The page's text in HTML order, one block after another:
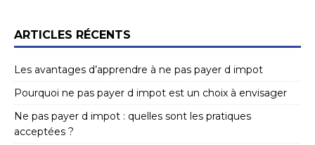
ARTICLES RÉCENTS
Les avantages d’apprendre à ne pas payer d impot
Pourquoi ne pas payer d impot est un choix à envisager
Ne pas payer d impot : quelles sont les pratiques
acceptées ?